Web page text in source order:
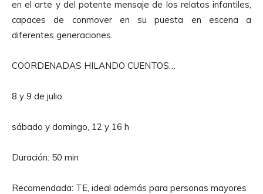
o
r
d
A
d
o
en el arte y del potente mensaje de los relatos infantiles,
capaces de conmover en su puesta en escena a
diferentes generaciones.
COORDENADAS HILANDO CUENTOS…
8 y 9 de julio
sábado y domingo, 12 y 16 h
Duración: 50 min
Recomendada: TE, ideal además para personas mayores